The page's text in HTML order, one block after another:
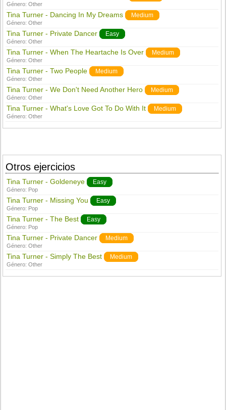
Género:Other
Tina Turner - Dancing In My Dreams Medium
Género:Other
Tina Turner - Private Dancer Easy
Género:Other
Tina Turner - When The Heartache Is Over Medium
Género:Other
Tina Turner - Two People Medium
Género:Other
Tina Turner - We Don't Need Another Hero Medium
Género:Other
Tina Turner - What's Love Got To Do With It Medium
Género:Other
Otros ejercicios
Tina Turner - Goldeneye Easy
Género: Pop
Tina Turner - Missing You Easy
Género: Pop
Tina Turner - The Best Easy
Género: Pop
Tina Turner - Private Dancer Medium
Género:Other
Tina Turner - Simply The Best Medium
Género:Other